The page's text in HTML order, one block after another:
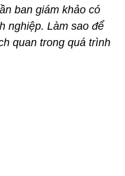
ban giám khảo có
nghiệp. Làm sao để
quan trong quá trình